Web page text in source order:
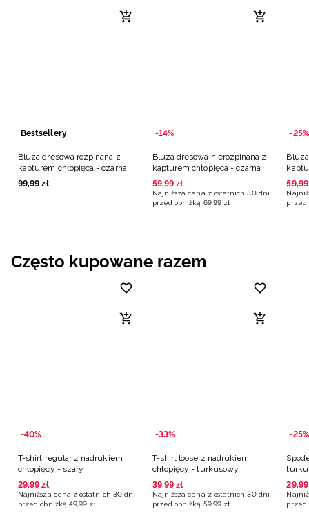
Bestsellery
Bluza dresowa rozpinana z
kapturem chłopięca - czarna
99,99 zł
-14%
Bluza dresowa nierozpinana z
kapturem chłopięca - czarna
59,99 zł
Najniższa cena z ostatnich 30 dni
przed obniżką 69,99 zł
-25%
59,99
przed
Często kupowane razem
-40%
T-shirt regular z nadrukiem
chłopięcy - szary
29,99 zł
Najniższa cena z ostatnich 30 dni
przed obniżką 49,99 zł
-33%
T-shirt loose z nadrukiem
chłopięcy - turkusowy
39,99 zł
Najniższa cena z ostatnich 30 dni
przed obniżką 59,99 zł
-25%
29,99
przed